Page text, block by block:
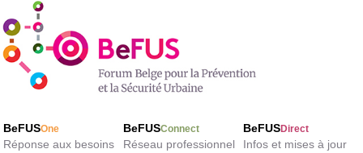
BeFUSOne
Réponse aux besoins
BeFUSConnect
Réseau professionnel
BeFUSDirect
Infos et mises à jour